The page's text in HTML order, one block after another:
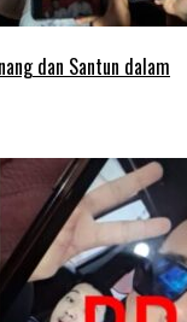
dan Santun dalam